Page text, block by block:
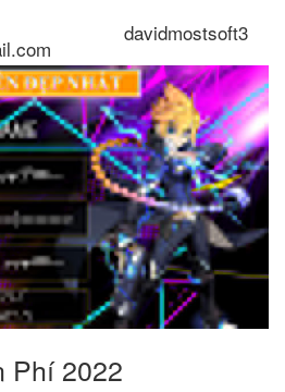
davidmostsoft3
Phí 2022